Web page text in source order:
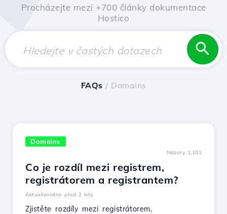
Procházejte mezi +700 články dokumentace
Hostico
FAQs / Domains
Domains
Názory 1,101
Co je rozdíl mezi registrem,
registrátorem a registrantem?
Aktualizováno před 2 lety
Zjistěte rozdíly mezi registrátorem,